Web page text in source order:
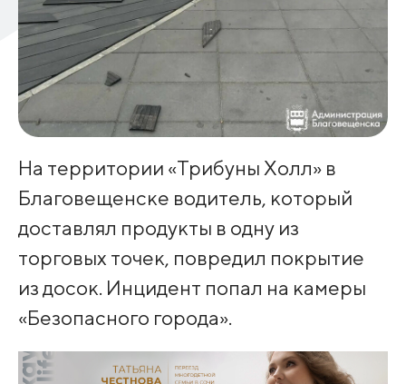
На территории «Трибуны Холл» в
Благовещенске водитель, который
доставлял продукты в одну из
торговых точек, повредил покрытие
из досок. Инцидент попал на камеры
«Безопасного города».